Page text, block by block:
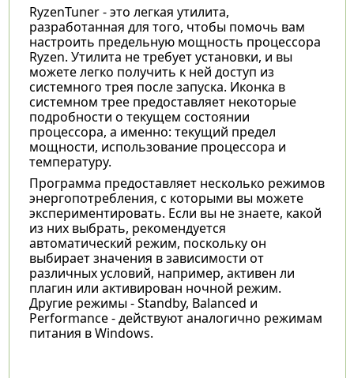
RyzenTuner - это легкая утилита,
разработанная для того, чтобы помочь вам
настроить предельную мощность процессора
Ryzen. Утилита не требует установки, и вы
можете легко получить к ней доступ из
системного трея после запуска. Иконка в
системном трее предоставляет некоторые
подробности о текущем состоянии
процессора, а именно: текущий предел
мощности, использование процессора и
температуру.
Программа предоставляет несколько режимов
энергопотребления, с которыми вы можете
экспериментировать. Если вы не знаете, какой
из них выбрать, рекомендуется
автоматический режим, поскольку он
выбирает значения в зависимости от
различных условий, например, активен ли
плагин или активирован ночной режим.
Другие режимы - Standby, Balanced и
Performance - действуют аналогично режимам
питания в Windows.